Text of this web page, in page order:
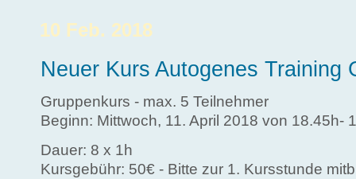
10 Feb. 2018
Neuer Kurs Autogenes Training
Gruppenkurs - max. 5 Teilnehmer
Beginn: Mittwoch, 11. April 2018 von 18.45h-
Dauer: 8 x 1h
Kursgebühr: 50€ - Bitte zur 1. Kursstunde